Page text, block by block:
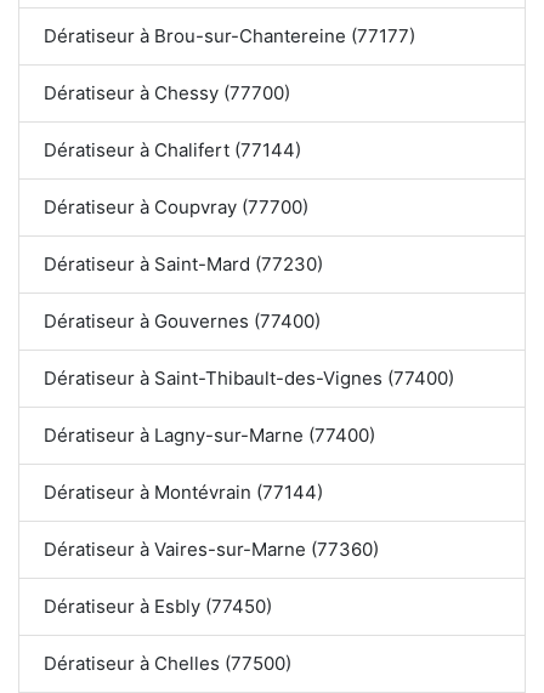
Dératiseur à Brou-sur-Chantereine (77177)
Dératiseur à Chessy (77700)
Dératiseur à Chalifert (77144)
Dératiseur à Coupvray (77700)
Dératiseur à Saint-Mard (77230)
Dératiseur à Gouvernes (77400)
Dératiseur à Saint-Thibault-des-Vignes (77400)
Dératiseur à Lagny-sur-Marne (77400)
Dératiseur à Montévrain (77144)
Dératiseur à Vaires-sur-Marne (77360)
Dératiseur à Esbly (77450)
Dératiseur à Chelles (77500)